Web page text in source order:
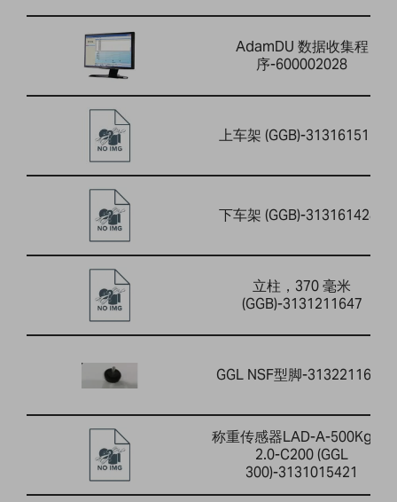
AdamDU 数据收集程
序-600002028
上车架 (GGB)-3131615155
下车架 (GGB)-3131614282
立柱，370 毫米
(GGB)-3131211647
GGL NSF型脚-3132211697
称重传感器LAD-A-500Kg-G-
2.0-C200 (GGL
300)-3131015421